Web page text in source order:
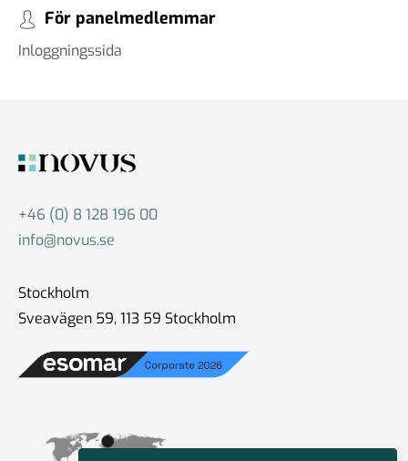
För panelmedlemmar
Inloggningssida
+46 (0) 8 128 196 00
info@novus.se
Stockholm
Sveavägen 59, 113 59 Stockholm